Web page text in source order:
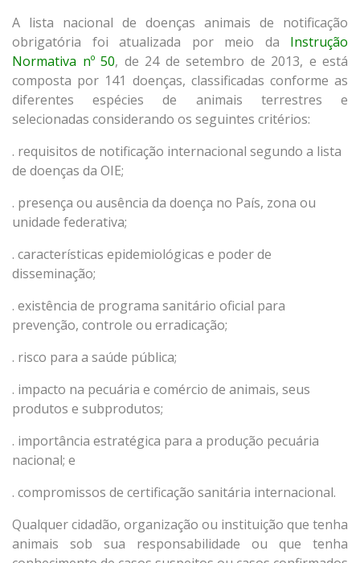
A lista nacional de doenças animais de notificação
obrigatória foi atualizada por meio da Instrução
Normativa nº 50, de 24 de setembro de 2013, e está
composta por 141 doenças, classificadas conforme as
diferentes espécies de animais terrestres e
selecionadas considerando os seguintes critérios:
. requisitos de notificação internacional segundo a lista
de doenças da OIE;
. presença ou ausência da doença no País, zona ou
unidade federativa;
. características epidemiológicas e poder de
disseminação;
. existência de programa sanitário oficial para
prevenção, controle ou erradicação;
. risco para a saúde pública;
. impacto na pecuária e comércio de animais, seus
produtos e subprodutos;
. importância estratégica para a produção pecuária
nacional; e
. compromissos de certificação sanitária internacional.
Qualquer cidadão, organização ou instituição que tenha
animais sob sua responsabilidade ou que tenha